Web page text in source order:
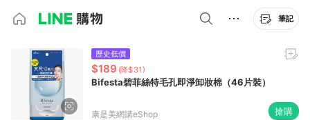
筆記
歷史低價
$189 (降$31)
Bifesta碧菲絲特毛孔即淨卸妝棉（46片裝）
康是美網購eShop 搶購